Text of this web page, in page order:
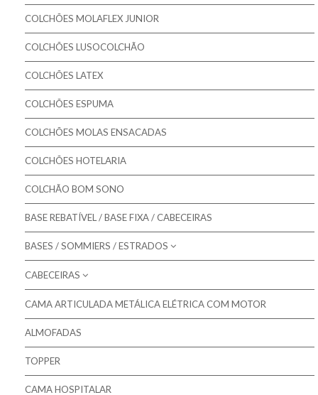
COLCHÕES GAMA NATURE
Colchões Gama MASTER
Colchões Gama ORTOPÉDICO
Colchões Gama SOFT
COLCHÕES MOLAFLEX JUNIOR
COLCHÕES LUSOCOLCHÃO
COLCHÕES LATEX
COLCHÕES ESPUMA
COLCHÕES MOLAS ENSACADAS
COLCHÕES HOTELARIA
COLCHÃO BOM SONO
BASE REBATÍVEL / BASE FIXA / CABECEIRAS
BASES / SOMMIERS / ESTRADOS
Molaflex - Bases Forradas
Molaflex - Lâminas
Molaflex - Rebatíveis
Pikolin - Bases
CABECEIRAS
Molaflex - Cabeceiras para camas
Mindol - Cabeceiras para camas
CAMA ARTICULADA METÁLICA ELÉTRICA COM MOTOR
ALMOFADAS
TOPPER
CAMA HOSPITALAR